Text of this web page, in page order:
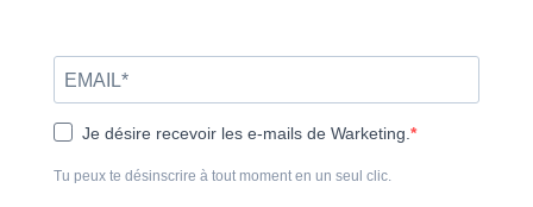
Je désire recevoir les e-mails de Warketing.
Tu peux te désinscrire à tout moment en un seul clic.